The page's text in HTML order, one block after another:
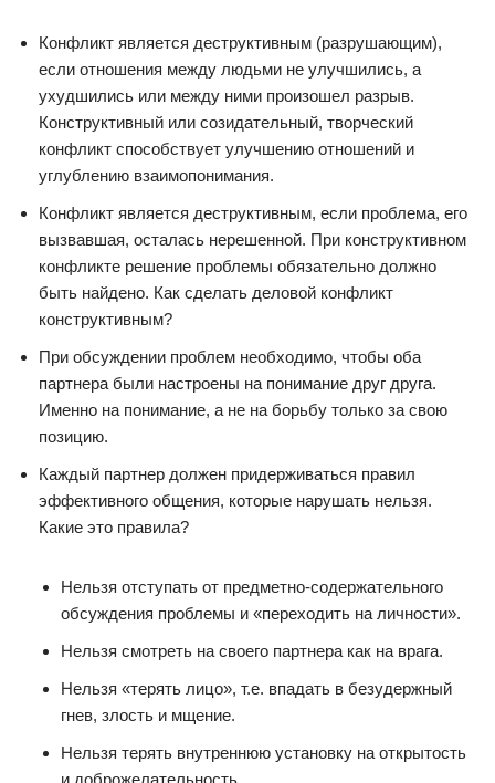
Конфликт является деструктивным (разрушающим),
если отношения между людьми не улучшились, а
ухудшились или между ними произошел разрыв.
Конструктивный или созидательный, творческий
конфликт способствует улучшению отношений и
углублению взаимопонимания.
Конфликт является деструктивным, если проблема, его
вызвавшая, осталась нерешенной. При конструктивном
конфликте решение проблемы обязательно должно
быть найдено. Как сделать деловой конфликт
конструктивным?
При обсуждении проблем необходимо, чтобы оба
партнера были настроены на понимание друг друга.
Именно на понимание, а не на борьбу только за свою
позицию.
Каждый партнер должен придерживаться правил
эффективного общения, которые нарушать нельзя.
Какие это правила?
Нельзя отступать от предметно-содержательного
обсуждения проблемы и «переходить на личности».
Нельзя смотреть на своего партнера как на врага.
Нельзя «терять лицо», т.е. впадать в безудержный
гнев, злость и мщение.
Нельзя терять внутреннюю установку на открытость
и доброжелательность.